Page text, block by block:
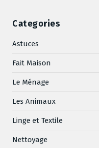
Categories
Astuces
Fait Maison
Le Ménage
Les Animaux
Linge et Textile
Nettoyage